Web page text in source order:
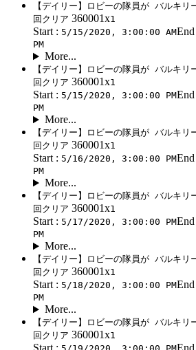
【デイリー】ロビーの隊員が バルキリ
回クリア 360001x1
Start : 5/15/2020, 3:00:00 AMEnd
PM
More...
【デイリー】ロビーの隊員が バルキリ
回クリア 360001x1
Start : 5/15/2020, 3:00:00 PMEnd
PM
More...
【デイリー】ロビーの隊員が バルキリ
回クリア 360001x1
Start : 5/16/2020, 3:00:00 PMEnd
PM
More...
【デイリー】ロビーの隊員が バルキリ
回クリア 360001x1
Start : 5/17/2020, 3:00:00 PMEnd
PM
More...
【デイリー】ロビーの隊員が バルキリ
回クリア 360001x1
Start : 5/18/2020, 3:00:00 PMEnd
PM
More...
【デイリー】ロビーの隊員が バルキリ
回クリア 360001x1